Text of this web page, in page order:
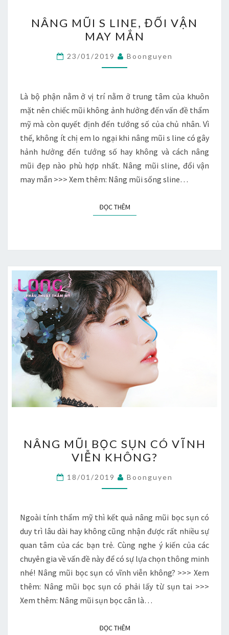
MŨI
S
LINE,
ĐỔI
MAY
MẮN
NÂNG MŨI S LINE, ĐỔI VẬN
MAY MẮN
23/01/2019 Boonguyen
Là bộ phận nằm ở vị trí nằm ở trung tâm của khuôn
mặt nên chiếc mũi không ảnh hưởng đến vấn đề thẩm
mỹ mà còn quyết định đến tướng số của chủ nhân. Vì
thế, không ít chị em lo ngại khi nâng mũi s line có gây
hảnh hưởng đến tướng số hay không và cách nâng
mũi đẹp nào phù hợp nhất. Nâng mũi sline, đổi vận
may mắn >>> Xem thêm: Nâng mũi sống sline…
ĐỌC THÊMĐỌC THÊM
MŨI
BỌC
SỤN
CÓ
VIỄN
KHÔNG?
NÂNG MŨI BỌC SỤN CÓ VĨNH
VIỄN KHÔNG?
18/01/2019 Boonguyen
Ngoài tính thẩm mỹ thì kết quả nâng mũi bọc sụn có
duy trì lâu dài hay không cũng nhận được rất nhiều sự
quan tâm của các bạn trẻ. Cùng nghe ý kiến của các
chuyên gia về vấn đề này để có sự lựa chọn thông minh
nhé! Nâng mũi bọc sụn có vĩnh viễn không? >>> Xem
thêm: Nâng mũi bọc sụn có phải lấy từ sụn tai >>>
Xem thêm: Nâng mũi sụn bọc cân là…
ĐỌC THÊMĐỌC THÊM